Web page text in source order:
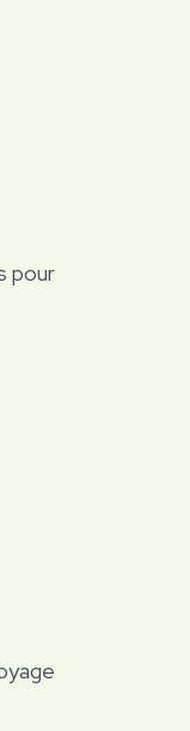
pour